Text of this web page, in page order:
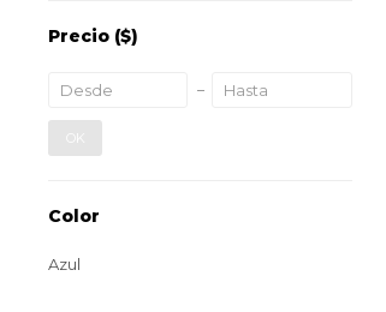
Precio ($)
OK
Color
Azul